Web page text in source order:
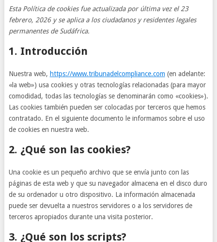
Esta Política de cookies fue actualizada por última vez el 23
febrero, 2026 y se aplica a los ciudadanos y residentes legales
permanentes de Sudáfrica.
1. Introducción
Nuestra web, https://www.tribunadelcompliance.com (en adelante:
«la web») usa cookies y otras tecnologías relacionadas (para mayor
comodidad, todas las tecnologías se denominarán como «cookies»).
Las cookies también pueden ser colocadas por terceros que hemos
contratado. En el siguiente documento le informamos sobre el uso
de cookies en nuestra web.
2. ¿Qué son las cookies?
Una cookie es un pequeño archivo que se envía junto con las
páginas de esta web y que su navegador almacena en el disco duro
de su ordenador u otro dispositivo. La información almacenada
puede ser devuelta a nuestros servidores o a los servidores de
terceros apropiados durante una visita posterior.
3. ¿Qué son los scripts?